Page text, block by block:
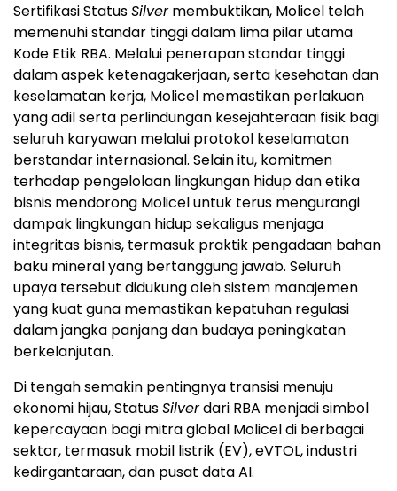
Sertifikasi StatusSilvermembuktikan, Molicel telah
memenuhi standar tinggi dalam lima pilar utama
Kode Etik RBA. Melalui penerapan standar tinggi
dalam aspek ketenagakerjaan, serta kesehatan dan
keselamatan kerja, Molicel memastikan perlakuan
yang adil serta perlindungan kesejahteraan fisik bagi
seluruh karyawan melalui protokol keselamatan
berstandar internasional. Selain itu, komitmen
terhadap pengelolaan lingkungan hidup dan etika
bisnis mendorong Molicel untuk terus mengurangi
dampak lingkungan hidup sekaligus menjaga
integritas bisnis, termasuk praktik pengadaan bahan
baku mineral yang bertanggung jawab. Seluruh
upaya tersebut didukung oleh sistem manajemen
yang kuat guna memastikan kepatuhan regulasi
dalam jangka panjang dan budaya peningkatan
berkelanjutan.
Di tengah semakin pentingnya transisi menuju
ekonomi hijau, StatusSilverdari RBA menjadi simbol
kepercayaan bagi mitra global Molicel di berbagai
sektor, termasuk mobil listrik (EV), eVTOL, industri
kedirgantaraan, dan pusat data AI.